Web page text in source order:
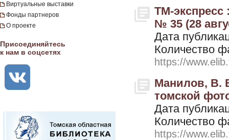
Виртуальные выставки
Фонды партнеров
О проекте
Присоединяйтесь
к нам в соцсетях
ТМ-экспресс
№ 35 (28
Дата
Количество
https://
Манилов, В.
томской
Дата
Количество
https://